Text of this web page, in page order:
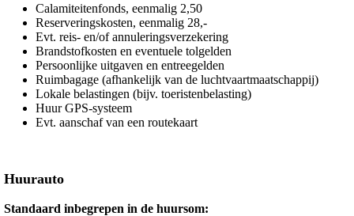
Calamiteitenfonds, eenmalig 2,50
Reserveringskosten, eenmalig 28,-
Evt. reis- en/of annuleringsverzekering
Brandstofkosten en eventuele tolgelden
Persoonlijke uitgaven en entreegelden
Ruimbagage (afhankelijk van de luchtvaartmaatschappij)
Lokale belastingen (bijv. toeristenbelasting)
Huur GPS-systeem
Evt. aanschaf van een routekaart
Huurauto
Standaard inbegrepen in de huursom: